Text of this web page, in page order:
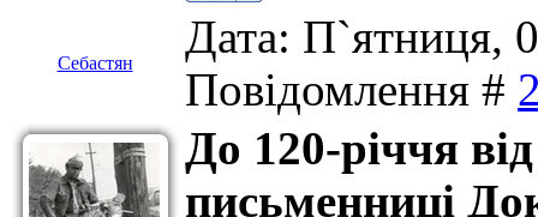
Себастян
Дата: П`ятниця,
Повідомлення #
До 120-річчя
письменниці